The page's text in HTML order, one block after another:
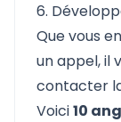
6.
Que vous
un appel, il
contacter
Voici10